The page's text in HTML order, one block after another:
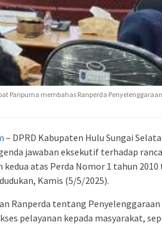
Paripurna membahas Ranperda
– DPRD Kabupaten Hulu Sungai
jawaban eksekutif terhadap
atas Perda Nomor 1 tahun
Kamis (5/5/2025).
Ranperda tentang
pelayanan kepada masyarakat,